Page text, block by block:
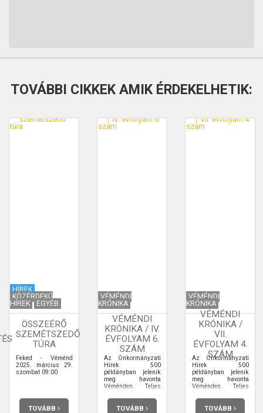
TOVÁBBI CIKKEK AMIK ÉRDEKELHETIK:
HÍREK
KÖZÉRDEKŰ
HÍREK
EGYÉB
ÖSSZEÉRŐ
SZEMÉTSZEDŐ
TÚRA
Feked - Véménd
2025. március 29.
szombat 09:00
TOVÁBB
VÉMÉNDI
KRÓNIKA
VÉMÉNDI
KRÓNIKA / IV.
ÉVFOLYAM 6.
SZÁM
Az Önkormányzati
Hírek 500
példányban jelenik
meg havonta
Véménden. Teljes
terjedelmében
elolvashatja.
TOVÁBB
VÉMÉNDI
KRÓNIKA
VÉMÉNDI
KRÓNIKA /
VII.
ÉVFOLYAM 4.
SZÁM
Az Önkormányzati
Hírek 500
példányban jelenik
meg havonta
Véménden. Teljes
terjedelmében
elolvashatja.
TOVÁBB